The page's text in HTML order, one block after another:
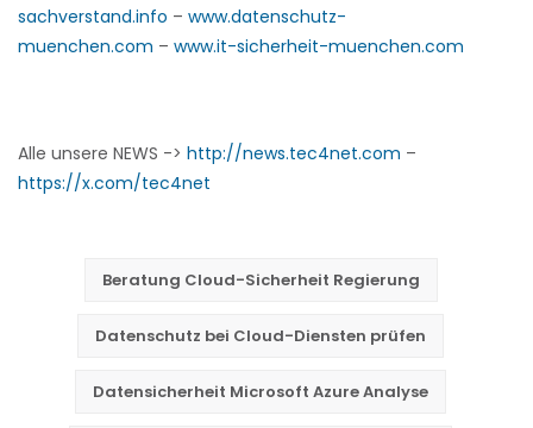
sachverstand.info – www.datenschutz-
muenchen.com – www.it-sicherheit-muenchen.com
Alle unsere NEWS -> http://news.tec4net.com –
https://x.com/tec4net
Beratung Cloud-Sicherheit Regierung
Datenschutz bei Cloud-Diensten prüfen
Datensicherheit Microsoft Azure Analyse